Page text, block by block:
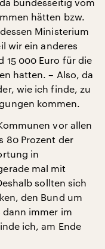
hätten bzw.
Ministerium
wir ein anderes
15 000 Euro für die
hatten. – Also, da
wie ich finde, zu
kommen.
vor allen
80 Prozent der
in
mal mit
sollten sich
den Bund um
immer im
ich, am Ende